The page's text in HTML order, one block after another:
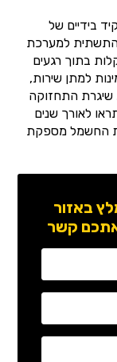
בידיים של
התשתית למערכת
בתוך רגעים
למתן שירות,
שיגרת התחזוקה
לאורך שנים
החשמל מספקת
באזור
אתכם קשר